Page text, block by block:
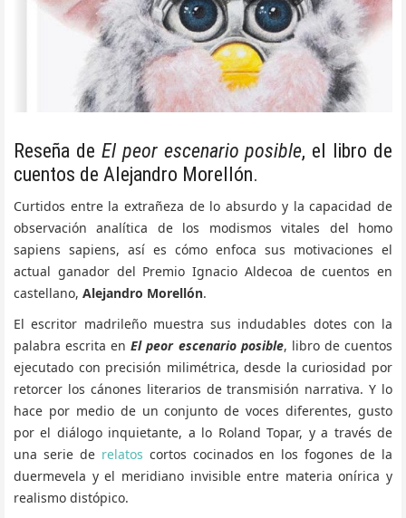
Reseña de El peor escenario posible, el libro de
cuentos de Alejandro Morellón.
Curtidos entre la extrañeza de lo absurdo y la capacidad de
observación analítica de los modismos vitales del homo
sapiens sapiens, así es cómo enfoca sus motivaciones el
actual ganador del Premio Ignacio Aldecoa de cuentos en
castellano, Alejandro Morellón.
El escritor madrileño muestra sus indudables dotes con la
palabra escrita enEl peor escenario posible, libro de cuentos
ejecutado con precisión milimétrica, desde la curiosidad por
retorcer los cánones literarios de transmisión narrativa. Y lo
hace por medio de un conjunto de voces diferentes, gusto
por el diálogo inquietante, a lo Roland Topar, y a través de
una serie de relatos cortos cocinados en los fogones de la
duermevela y el meridiano invisible entre materia onírica y
realismo distópico.